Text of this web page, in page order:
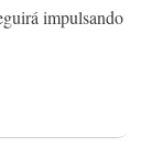
impulsando